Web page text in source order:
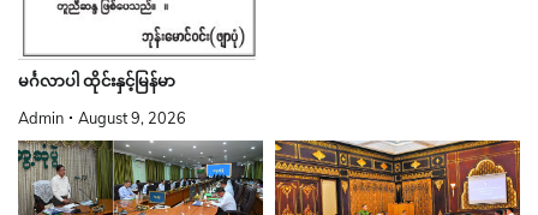
မင်္ဂလာပါ ထိုင်းနှင့်မြန်မာ
Admin August 9, 2026